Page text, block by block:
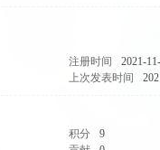
注册时间
2021-
上次发表时间
积分
9